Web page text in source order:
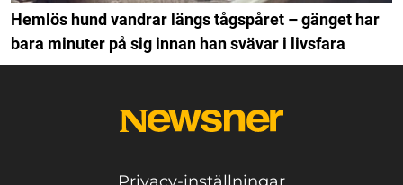
Hemlös hund vandrar längs tågspåret – gänget har
bara minuter på sig innan han svävar i livsfara